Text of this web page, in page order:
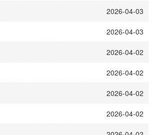
2026-04-03
2026-04-03
2026-04-02
2026-04-02
2026-04-02
2026-04-02